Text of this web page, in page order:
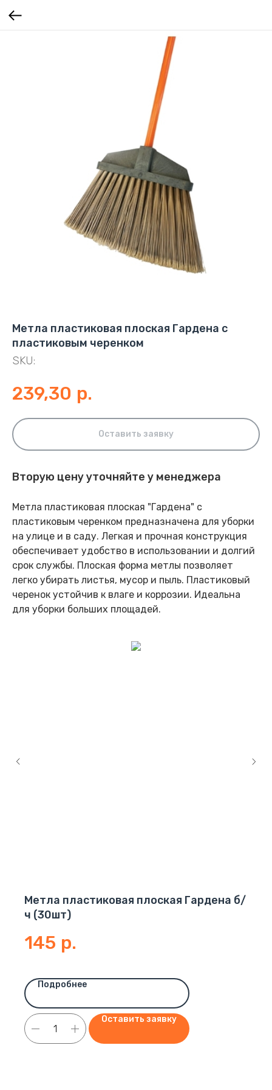
Метла пластиковая плоская Гардена с
пластиковым черенком
SKU:
239,30 р.
Оставить заявку
Вторую цену уточняйте у менеджера
Метла пластиковая плоская "Гардена" с
пластиковым черенком предназначена для уборки
на улице и в саду. Легкая и прочная конструкция
обеспечивает удобство в использовании и долгий
срок службы. Плоская форма метлы позволяет
легко убирать листья, мусор и пыль. Пластиковый
черенок устойчив к влаге и коррозии. Идеальна
для уборки больших площадей.
Метла пластиковая плоская Гардена б/
ч (30шт)
145 р.
Подробнее
Оставить заявку